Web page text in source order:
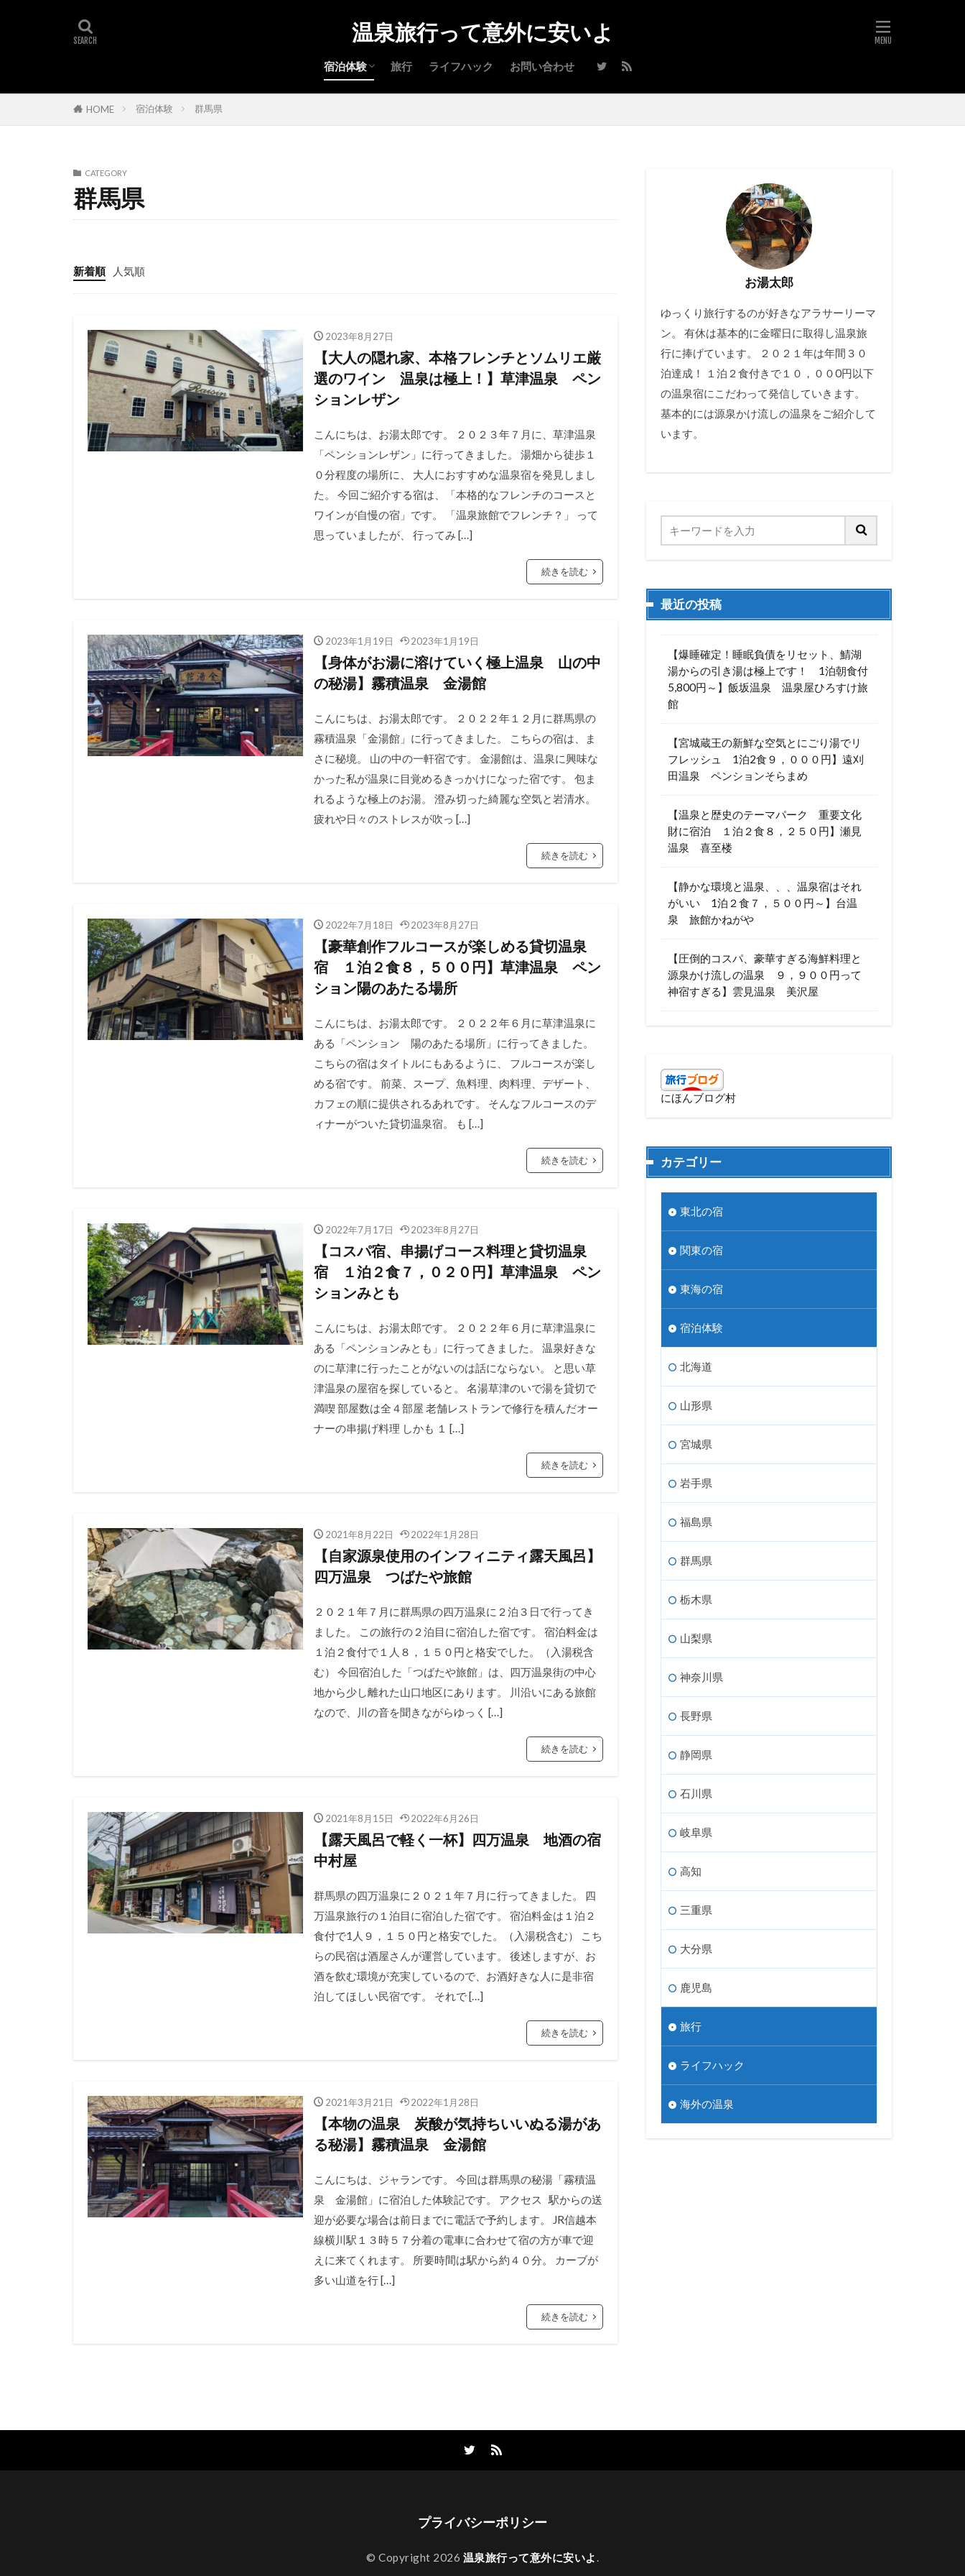
温泉旅行って意外に安いよ
宿泊体験 旅行 ライフハック お問い合わせ
HOME 宿泊体験 群馬県
CATEGORY
群馬県
新着順 人気順
2023年8月27日
【大人の隠れ家、本格フレンチとソムリエ厳
選のワイン 温泉は極上！】草津温泉 ペン
ションレザン
こんにちは、お湯太郎です。 ２０２３年７月に、草津温泉
「ペンションレザン」に行ってきました。 湯畑から徒歩１
０分程度の場所に、 大人におすすめな温泉宿を発見しまし
た。 今回ご紹介する宿は、「本格的なフレンチのコースと
ワインが自慢の宿」です。 「温泉旅館でフレンチ？」 って
思っていましたが、 行ってみ […]
続きを読む
2023年1月19日 2023年1月19日
【身体がお湯に溶けていく極上温泉 山の中
の秘湯】霧積温泉 金湯館
こんにちは、お湯太郎です。 ２０２２年１２月に群馬県の
霧積温泉「金湯館」に行ってきました。 こちらの宿は、ま
さに秘境。 山の中の一軒宿です。 金湯館は、温泉に興味な
かった私が温泉に目覚めるきっかけになった宿です。 包ま
れるような極上のお湯。 澄み切った綺麗な空気と岩清水。
疲れや日々のストレスが吹っ […]
続きを読む
2022年7月18日 2023年8月27日
【豪華創作フルコースが楽しめる貸切温泉
宿 １泊２食８，５００円】草津温泉 ペン
ション陽のあたる場所
こんにちは、お湯太郎です。 ２０２２年６月に草津温泉に
ある「ペンション 陽のあたる場所」に行ってきました。
こちらの宿はタイトルにもあるように、 フルコースが楽し
める宿です。 前菜、スープ、魚料理、肉料理、デザート、
カフェの順に提供されるあれです。 そんなフルコースのデ
ィナーがついた貸切温泉宿。 も […]
続きを読む
2022年7月17日 2023年8月27日
【コスパ宿、串揚げコース料理と貸切温泉
宿 １泊２食７，０２０円】草津温泉 ペン
ションみとも
こんにちは、お湯太郎です。 ２０２２年６月に草津温泉に
ある「ペンションみとも」に行ってきました。 温泉好きな
のに草津に行ったことがないのは話にならない。 と思い草
津温泉の屋宿を探していると。 名湯草津のいで湯を貸切で
満喫 部屋数は全４部屋 老舗レストランで修行を積んだオー
ナーの串揚げ料理 しかも １ […]
続きを読む
2021年8月22日 2022年1月28日
【自家源泉使用のインフィニティ露天風呂】
四万温泉 つばたや旅館
２０２１年７月に群馬県の四万温泉に２泊３日で行ってき
ました。 この旅行の２泊目に宿泊した宿です。 宿泊料金は
１泊２食付で１人８，１５０円と格安でした。（入湯税含
む） 今回宿泊した「つばたや旅館」は、四万温泉街の中心
地から少し離れた山口地区にあります。 川沿いにある旅館
なので、川の音を聞きながらゆっく […]
続きを読む
2021年8月15日 2022年6月26日
【露天風呂で軽く一杯】四万温泉 地酒の宿
中村屋
群馬県の四万温泉に２０２１年７月に行ってきました。 四
万温泉旅行の１泊目に宿泊した宿です。 宿泊料金は１泊２
食付で1人９，１５０円と格安でした。（入湯税含む） こち
らの民宿は酒屋さんが運営しています。 後述しますが、お
酒を飲む環境が充実しているので、お酒好きな人に是非宿
泊してほしい民宿です。 それで […]
続きを読む
2021年3月21日 2022年1月28日
【本物の温泉 炭酸が気持ちいいぬる湯があ
る秘湯】霧積温泉 金湯館
こんにちは、ジャランです。 今回は群馬県の秘湯「霧積温
泉 金湯館」に宿泊した体験記です。 アクセス 駅からの送
迎が必要な場合は前日までに電話で予約します。 JR信越本
線横川駅１３時５７分着の電車に合わせて宿の方が車で迎
えに来てくれます。 所要時間は駅から約４０分。 カーブが
多い山道を行 […]
続きを読む
お湯太郎
ゆっくり旅行するのが好きなアラサーリーマ
ン。 有休は基本的に金曜日に取得し温泉旅
行に捧げています。 ２０２１年は年間３０
泊達成！ １泊２食付きで１０，００0円以下
の温泉宿にこだわって発信していきます。
基本的には源泉かけ流しの温泉をご紹介して
います。
最近の投稿
【爆睡確定！睡眠負債をリセット、鯖湖
湯からの引き湯は極上です！ 1泊朝食付
5,800円～】飯坂温泉 温泉屋ひろすけ旅
館
【宮城蔵王の新鮮な空気とにごり湯でリ
フレッシュ 1泊2食９，０００円】遠刈
田温泉 ペンションそらまめ
【温泉と歴史のテーマパーク 重要文化
財に宿泊 １泊２食８，２５０円】瀬見
温泉 喜至楼
【静かな環境と温泉、、、温泉宿はそれ
がいい 1泊２食７，５００円～】台温
泉 旅館かねがや
【圧倒的コスパ、豪華すぎる海鮮料理と
源泉かけ流しの温泉 ９，９００円って
神宿すぎる】雲見温泉 美沢屋
にほんブログ村
カテゴリー
東北の宿
関東の宿
東海の宿
宿泊体験
北海道
山形県
宮城県
岩手県
福島県
群馬県
栃木県
山梨県
神奈川県
長野県
静岡県
石川県
岐阜県
高知
三重県
大分県
鹿児島
旅行
ライフハック
海外の温泉
プライバシーポリシー
© Copyright 2026 温泉旅行って意外に安いよ.